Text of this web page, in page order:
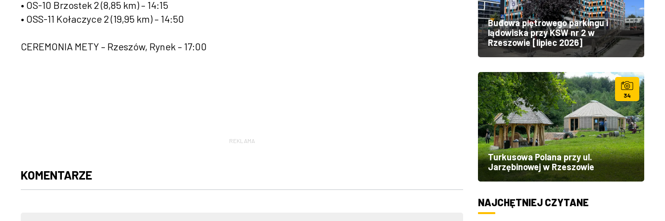
• OS-10 Brzostek 2 (8,85 km) – 14:15
• OSS-11 Kołaczyce 2 (19,95 km) – 14:50
CEREMONIA METY – Rzeszów, Rynek – 17:00
REKLAMA
KOMENTARZE
Budowa piętrowego parkingu i
lądowiska przy KSW nr 2 w
Rzeszowie [lipiec 2026]
34
Turkusowa Polana przy ul.
Jarzębinowej w Rzeszowie
NAJCHĘTNIEJ CZYTANE